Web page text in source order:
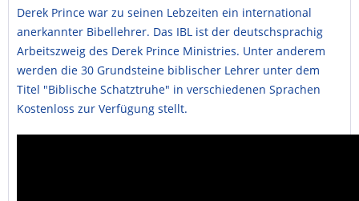
Derek Prince war zu seinen Lebzeiten ein international
anerkannter Bibellehrer. Das IBL ist der deutschsprachig
Arbeitszweig des Derek Prince Ministries. Unter anderem
werden die 30 Grundsteine biblischer Lehrer unter dem
Titel "Biblische Schatztruhe" in verschiedenen Sprachen
Kostenloss zur Verfügung stellt.